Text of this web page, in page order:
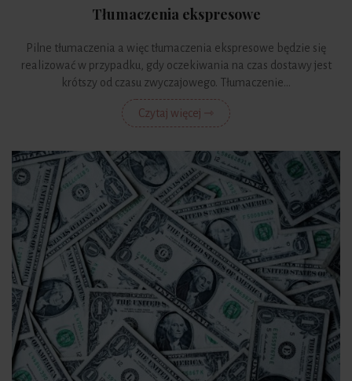
Tłumaczenia ekspresowe
Pilne tłumaczenia a więc tłumaczenia ekspresowe będzie się
realizować w przypadku, gdy oczekiwania na czas dostawy jest
krótszy od czasu zwyczajowego. Tłumaczenie...
Czytaj więcej ⇾